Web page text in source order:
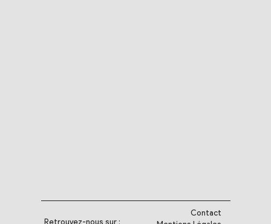
Retrouvez-nous sur :
Contact